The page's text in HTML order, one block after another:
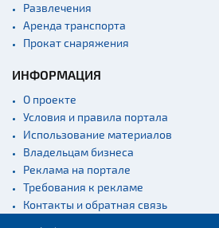
Театры
Концертные залы
экскурсий: г. Минск
Спортивные
Веломаршруты
Аэропорты
Железнодорожные
Развлечения
Аренда транспорта
Прокат снаряжения
ИНФОРМАЦИЯ
О проекте
Условия и правила портала
Использование материалов
Владельцам бизнеса
Реклама на портале
Требования к рекламе
Контакты и обратная связь